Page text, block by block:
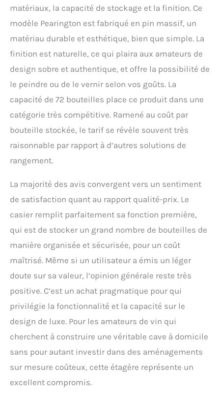
matériaux, la capacité de stockage et la finition. Ce
modèle Pearington est fabriqué en pin massif, un
matériau durable et esthétique, bien que simple. La
finition est naturelle, ce qui plaira aux amateurs de
design sobre et authentique, et offre la possibilité de
le peindre ou de le vernir selon vos goûts. La
capacité de 72 bouteilles place ce produit dans une
catégorie très compétitive. Ramené au coût par
bouteille stockée, le tarif se révèle souvent très
raisonnable par rapport à d’autres solutions de
rangement.
La majorité des avis convergent vers un sentiment
de satisfaction quant au rapport qualité-prix. Le
casier remplit parfaitement sa fonction première,
qui est de stocker un grand nombre de bouteilles de
manière organisée et sécurisée, pour un coût
maîtrisé. Même si un utilisateur a émis un léger
doute sur sa valeur, l’opinion générale reste très
positive. C’est un achat pragmatique pour qui
privilégie la fonctionnalité et la capacité sur le
design de luxe. Pour les amateurs de vin qui
cherchent à construire une véritable cave à domicile
sans pour autant investir dans des aménagements
sur mesure coûteux, cette étagère représente un
excellent compromis.